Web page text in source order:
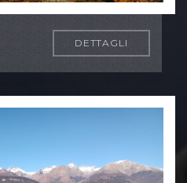
DETTAGLI